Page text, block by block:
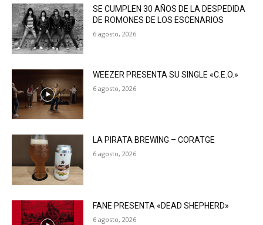
SE CUMPLEN 30 AÑOS DE LA DESPEDIDA
DE ROMONES DE LOS ESCENARIOS
6 agosto, 2026
WEEZER PRESENTA SU SINGLE «C.E.O.»
6 agosto, 2026
LA PIRATA BREWING – CORATGE
6 agosto, 2026
FANE PRESENTA «DEAD SHEPHERD»
6 agosto, 2026